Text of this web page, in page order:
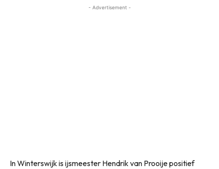
- Advertisement -
In Winterswijk is ijsmeester Hendrik van Prooije positief